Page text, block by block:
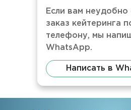
Если вам
заказ кейтеринга
телефону, мы
WhatsApp.
Написать в